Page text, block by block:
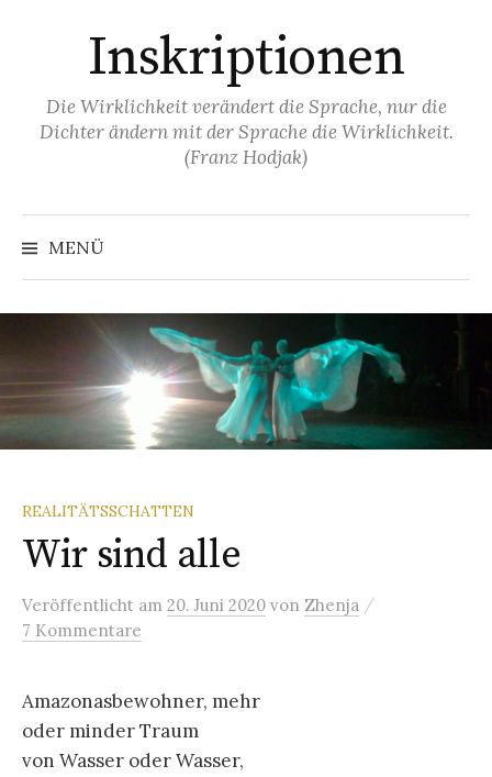
Inskriptionen
Die Wirklichkeit verändert die Sprache, nur die
Dichter ändern mit der Sprache die Wirklichkeit.
(Franz Hodjak)
MENÜ
REALITÄTSSCHATTEN
Wir sind alle
Veröffentlicht am 20. Juni 2020 von Zhenja /
7 Kommentare
Amazonasbewohner, mehr
oder minder Traum
von Wasser oder Wasser,